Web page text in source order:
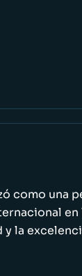
como una
la